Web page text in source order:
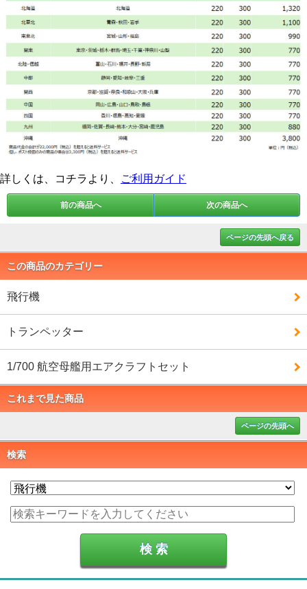
詳しくは、コチラより、 ご利用ガイド
前の商品へ 次の商品へ
ページの先頭へ戻る
この商品のカテゴリー
飛行機
トランペッター
1/700 航空母艦用エアクラフトセット
これまで見た商品
ページの先頭へ
検索